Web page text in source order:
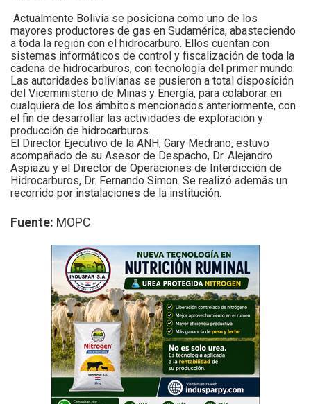
Actualmente Bolivia se posiciona como uno de los
mayores productores de gas en Sudamérica, abasteciendo
a toda la región con el hidrocarburo. Ellos cuentan con
sistemas informáticos de control y fiscalización de toda la
cadena de hidrocarburos, con tecnología del primer mundo.
Las autoridades bolivianas se pusieron a total disposición
del Viceministerio de Minas y Energía, para colaborar en
cualquiera de los ámbitos mencionados anteriormente, con
el fin de desarrollar las actividades de exploración y
producción de hidrocarburos.
El Director Ejecutivo de la ANH, Gary Medrano, estuvo
acompañado de su Asesor de Despacho, Dr. Alejandro
Aspiazu y el Director de Operaciones de Interdicción de
Hidrocarburos, Dr. Fernando Simon. Se realizó además un
recorrido por instalaciones de la institución.
Fuente: MOPC